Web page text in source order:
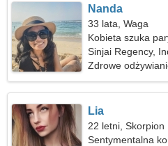
Nanda
33 lata, Waga
Kobieta szuka
Sinjai Regency,
Zdrowe
Lia
22 letni, Skorpion
Sentymentalna